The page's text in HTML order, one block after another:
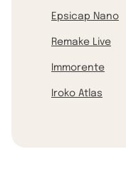
Epsicap Nano
Remake Live
Immorente
Iroko Atlas